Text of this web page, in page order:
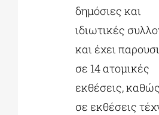
δημόσιες και
ιδιωτικές
και έχει
σε 14 ατομικές
εκθέσεις,
σε εκθέσεις